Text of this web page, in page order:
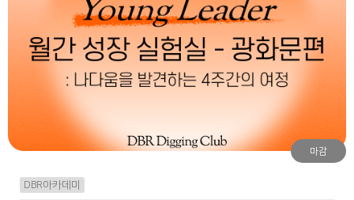
마감
DBR아카데미